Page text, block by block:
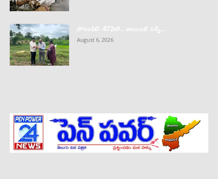
బౌరంపేట్-472లో.. జాయింట్ సర్వే..
August 6, 2026